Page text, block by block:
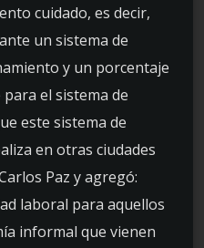
cuidado, es decir,
un sistema de
y un porcentaje
el sistema de
este sistema de
en otras ciudades
Paz y agregó:
laboral para aquellos
informal que vienen